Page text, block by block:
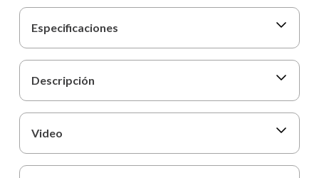
Especificaciones
Descripción
Video